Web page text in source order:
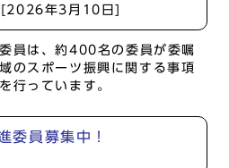
[2026年3月10日]
員は、約400名の委員が委嘱
のスポーツ振興に関する事項
行っています。
委員募集中！